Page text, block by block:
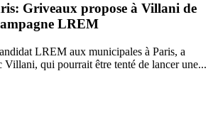
Griveaux propose à Villani de
LREM
LREM aux municipales à Paris, a
Villani, qui pourrait être tenté de lancer une...